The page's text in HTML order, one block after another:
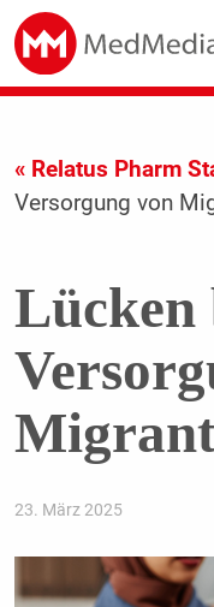
« Relatus Pharm
Versorgung von
Lücken
23. März 2025